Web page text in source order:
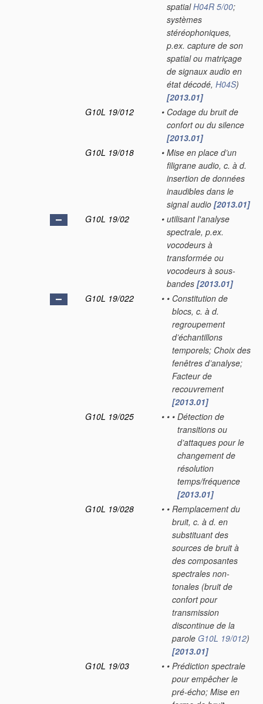
spatialH04R 5/00;
systèmes
stéréophoniques,
p.ex. capture de son
spatial ou matriçage
de signaux audio en
état décodé, H04S)
[2013.01]
G10L 19/012
• Codage du bruit de
confort ou du silence
[2013.01]
G10L 19/018
• Mise en place d’un
filigrane audio, c. à d.
insertion de données
inaudibles dans le
signal audio [2013.01]
G10L 19/02
• utilisant l'analyse
spectrale, p.ex.
vocodeurs à
transformée ou
vocodeurs à sous-
bandes [2013.01]
G10L 19/022
• • Constitution de
blocs, c. à d.
regroupement
d’échantillons
temporels; Choix des
fenêtres d’analyse;
Facteur de
recouvrement
[2013.01]
G10L 19/025
• • • Détection de
transitions ou
d’attaques pour le
changement de
résolution
temps/fréquence
[2013.01]
G10L 19/028
• • Remplacement du
bruit, c. à d. en
substituant des
sources de bruit à
des composantes
spectrales non-
tonales (bruit de
confort pour
transmission
discontinue de la
parole G10L 19/012)
[2013.01]
G10L 19/03
• • Prédiction spectrale
pour empêcher le
pré-écho; Mise en